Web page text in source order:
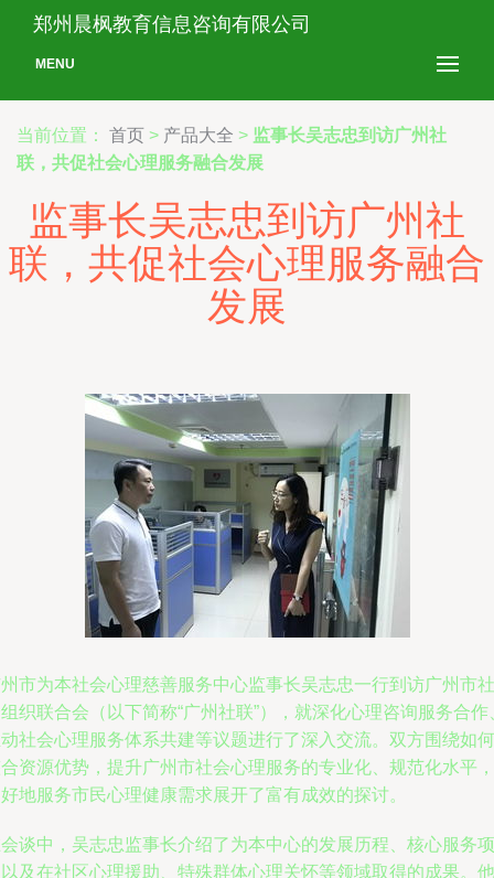
郑州晨枫教育信息咨询有限公司
MENU
当前位置： 首页 > 产品大全 > 监事长吴志忠到访广州社
联，共促社会心理服务融合发展
监事长吴志忠到访广州社
联，共促社会心理服务融合
发展
市为本社会心理慈善服务中心监事长吴志忠一行到访广州市社
织联合会（以下简称“广州社联”），就深化心理咨询服务合作
社会心理服务体系共建等议题进行了深入交流。双方围绕如何
资源优势，提升广州市社会心理服务的专业化、规范化水平，
地服务市民心理健康需求展开了富有成效的探讨。
谈中，吴志忠监事长介绍了为本中心的发展历程、核心服务项
及在社区心理援助、特殊群体心理关怀等领域取得的成果。他